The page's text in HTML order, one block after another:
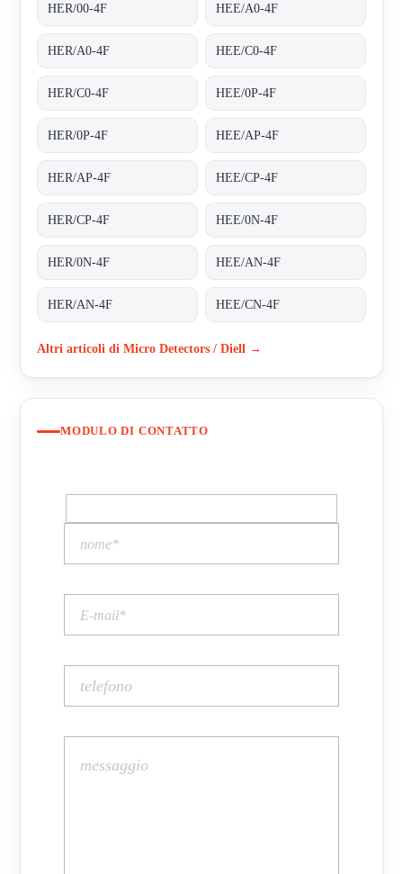
HER/00-4F HEE/A0-4F
HER/A0-4F HEE/C0-4F
HER/C0-4F HEE/0P-4F
HER/0P-4F HEE/AP-4F
HER/AP-4F HEE/CP-4F
HER/CP-4F HEE/0N-4F
HER/0N-4F HEE/AN-4F
HER/AN-4F HEE/CN-4F
Altri articoli di Micro Detectors / Diell →
MODULO DI CONTATTO